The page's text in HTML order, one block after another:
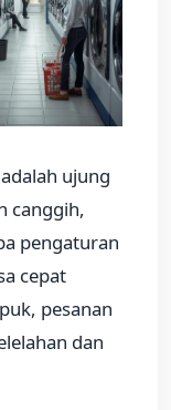
ujung
canggih,
pengaturan
cepat
pesanan
dan